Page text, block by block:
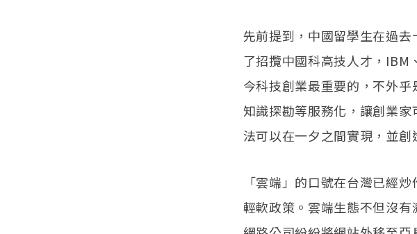
先前提到，中國留學生在過
了招攬中國科高技人才，
今科技創業最重要的，不外
知識探勘等服務化，讓創業
法可以在一夕之間實現，並創
「雲端」的口號在台灣已經
輕軟政策。雲端生態不但沒